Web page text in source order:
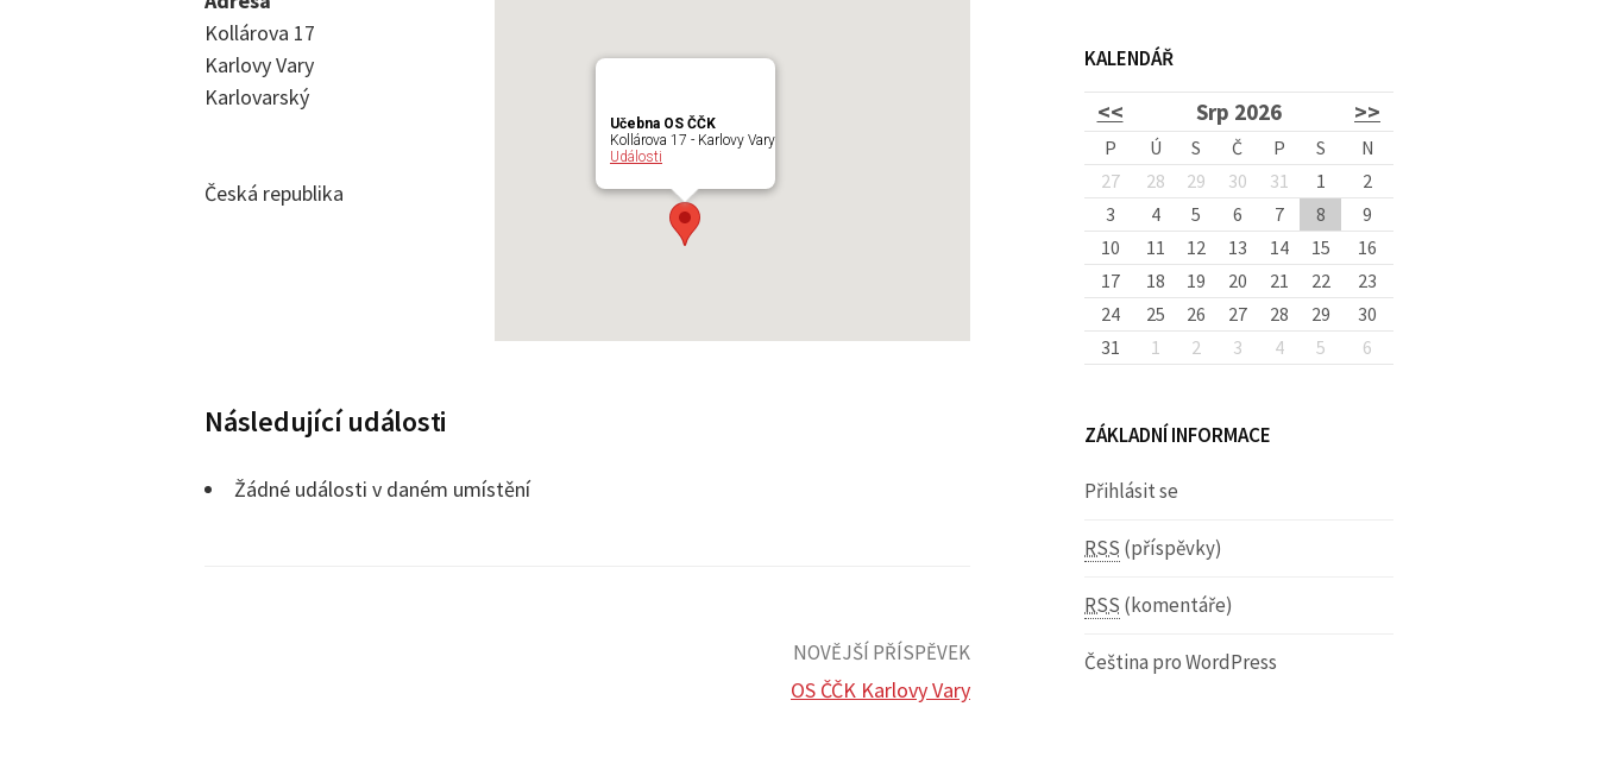
n
í
Učebna OS ČČK
Kollárova 17 - Karlovy Vary
Události
Kollárova 17
Karlovy Vary
Karlovarský
Česká republika
Následující události
Žádné události v daném umístění
NOVĚJŠÍ PŘÍSPĚVEK
OS ČČK Karlovy Vary
KALENDÁŘ
<< Srp 2026 >>
P Ú S Č P S
N
27
28 29 30 31 1
2
3
4 5 6 7 8
9
10
11 12 13 14 15
16
17
18 19 20 21 22
23
24
25 26 27 28 29
30
31
1 2 3 4 5 6
ZÁKLADNÍ INFORMACE
Přihlásit se
RSS (příspěvky)
RSS (komentáře)
Čeština pro WordPress